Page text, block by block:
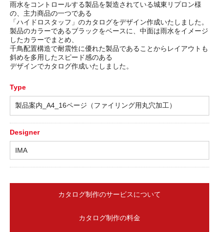
雨水をコントロールする製品を製造されている城東リプロン様
の、主力商品の一つである
「ハイドロスタッフ」のカタログをデザイン作成いたしました。
製品のカラーであるブラックをベースに、中面は雨水をイメージ
したカラーでまとめ、
千鳥配置構造で耐震性に優れた製品であることからレイアウトも
斜めを多用したスピード感のある
デザインでカタログ作成いたしました。
Type
製品案内_A4_16ページ（ファイリング用丸穴加工）
Designer
IMA
カタログ制作のサービスについて
カタログ制作の料金